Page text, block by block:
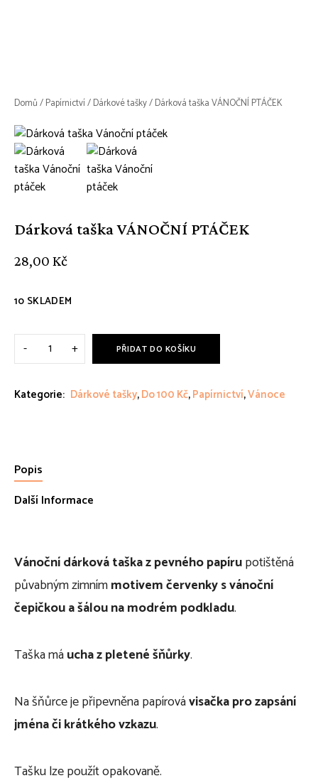
Domů/Papírnictví/Dárkové tašky/ Dárková taška VÁNOČNÍ PTÁČEK
Dárková taška VÁNOČNÍ PTÁČEK
28,00 Kč
10 SKLADEM
PTÁČEK
quantity
PŘIDAT DO KOŠÍKU
Kategorie: Dárkové tašky,Do 100 Kč,Papírnictví,Vánoce
Popis
Další Informace
Vánoční dárková taška z pevného papírupotištěná
půvabným zimnímmotivem červenky s vánoční
čepičkou a šálou na modrém podkladu.
Taška máucha z pletené šňůrky.
Na šňůrce je připevněna papírovávisačka pro zapsání
jména či krátkého vzkazu.
Tašku lze použít opakovaně.